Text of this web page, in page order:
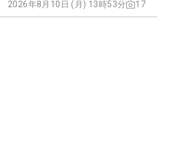
2026年8月10日 (月) 13時53分 17